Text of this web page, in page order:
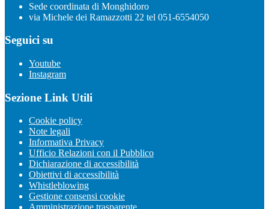
Sede coordinata di Monghidoro
via Michele dei Ramazzotti 22 tel 051-6554050
Seguici su
Youtube
Instagram
Sezione Link Utili
Cookie policy
Note legali
Informativa Privacy
Ufficio Relazioni con il Pubblico
Dichiarazione di accessibilità
Obiettivi di accessibilità
Whistleblowing
Gestione consensi cookie